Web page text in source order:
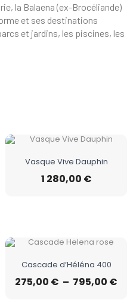
la Balaena (ex-Brocéliande)
et ses destinations
et jardins, les piscines, les
Vasque Vive Dauphin
1 280,00 €
Cascade d’Héléna 400
275,00 € – 795,00 €